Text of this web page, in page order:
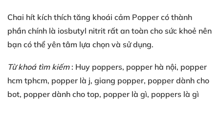
Chai hít kích thích tăng khoái cảm Popper có thành
phần chính là iosbutyl nitrit rất an toàn cho sức khoẻ nên
bạn có thể yên tâm lựa chọn và sử dụng.
Từ khoá tìm kiếm : Huy poppers, popper hà nội, popper
hcm tphcm, popper là j, giang popper, popper dành cho
bot, popper dành cho top, popper là gì, poppers là gì